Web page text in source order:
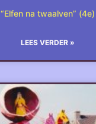
“Elfen na twaalven” (4e)
LEES VERDER »